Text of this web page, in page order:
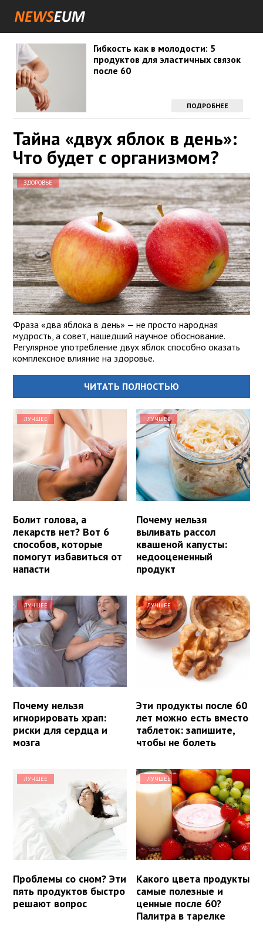
Гибкость как в молодости: 5
продуктов для эластичных связок
после 60
ПОДРОБНЕЕ
Тайна «двух яблок в день»:
Что будет с организмом?
ЗДОРОВЬЕ
Фраза «два яблока в день» — не просто народная
мудрость, а совет, нашедший научное обоснование.
Регулярное употребление двух яблок способно оказать
комплексное влияние на здоровье.
ЧИТАТЬ ПОЛНОСТЬЮ
ЛУЧШЕЕ
Болит голова, а
лекарств нет? Вот 6
способов, которые
помогут избавиться от
напасти
ЛУЧШЕЕ
Почему нельзя
выливать рассол
квашеной капусты:
недооцененный
продукт
ЛУЧШЕЕ
Почему нельзя
игнорировать храп:
риски для сердца и
мозга
ЛУЧШЕЕ
Эти продукты после 60
лет можно есть вместо
таблеток: запишите,
чтобы не болеть
ЛУЧШЕЕ
Проблемы со сном? Эти
пять продуктов быстро
решают вопрос
ЛУЧШЕЕ
Какого цвета продукты
самые полезные и
ценные после 60?
Палитра в тарелке